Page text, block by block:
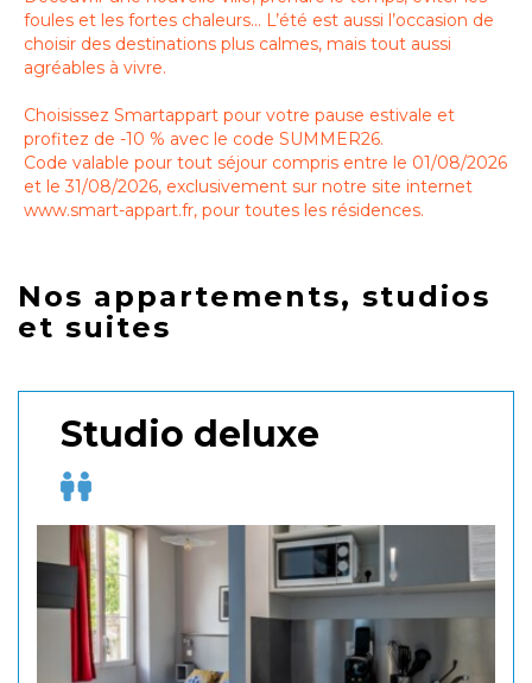
foules et les fortes chaleurs… L’été est aussi l’occasion de
choisir des destinations plus calmes, mais tout aussi
agréables à vivre.
Choisissez Smartappart pour votre pause estivale et
profitez de -10 % avec le code SUMMER26.
Code valable pour tout séjour compris entre le 01/08/2026
et le 31/08/2026, exclusivement sur notre site internet
www.smart-appart.fr, pour toutes les résidences.
Nos appartements, studios
et suites
Studio deluxe